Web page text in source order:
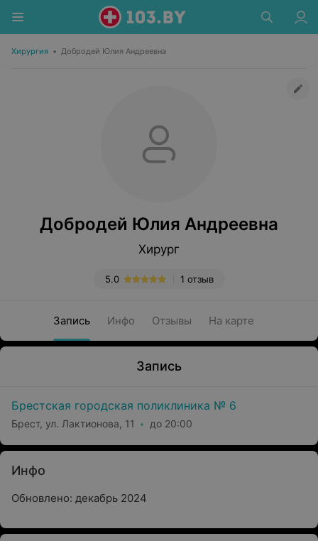
Хирургия • Добродей Юлия Андреевна
Добродей Юлия Андреевна
Хирург
1 отзыв
5.0
Запись Инфо Отзывы На карте
Запись
Брестская городская поликлиника № 6
Брест, ул. Лактионова, 11 до 20:00
Инфо
Обновлено: декабрь 2024